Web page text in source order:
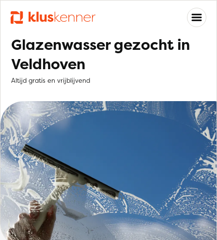
Glazenwasser gezocht in
Veldhoven
Altijd gratis en vrijblijvend